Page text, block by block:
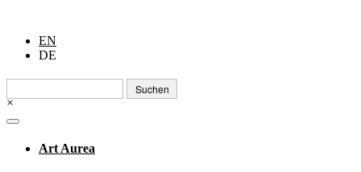
EN
DE
Suchen
nach:
×
Art Aurea